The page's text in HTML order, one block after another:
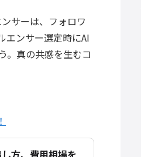
サーは、フォロワ
エンサー選定時にAI
。真の共感を生むコ
方、費用相場を